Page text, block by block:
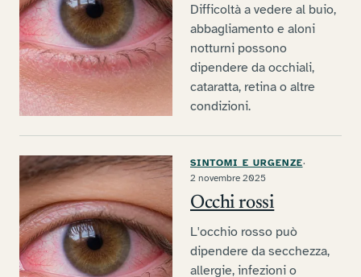
Difficoltà a vedere al buio,
abbagliamento e aloni
notturni possono
dipendere da occhiali,
cataratta, retina o altre
condizioni.
SINTOMI E URGENZE·
2 novembre 2025
Occhi rossi
L'occhio rosso può
dipendere da secchezza,
allergie, infezioni o